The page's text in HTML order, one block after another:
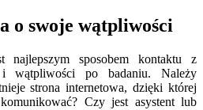
o swoje wątpliwości
najlepszym sposobem kontaktu z
wątpliwości po badaniu. Należy
strona internetowa, dzięki której
Czy jest asystent lub